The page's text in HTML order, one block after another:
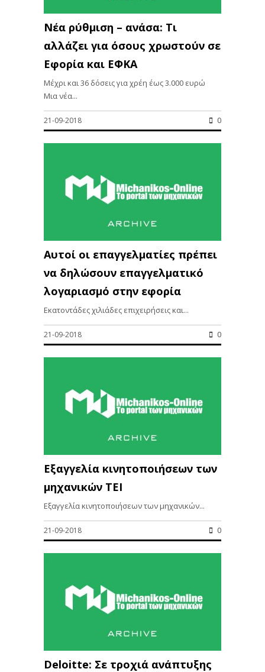
Νέα ρύθμιση – ανάσα: Τι
αλλάζει για όσους χρωστούν σε
Εφορία και ΕΦΚΑ
Μέχρι και 36 δόσεις για χρέη έως 3.000 ευρώ
Μια νέα...
21-09-2018 0
Αυτοί οι επαγγελματίες πρέπει
να δηλώσουν επαγγελματικό
λογαριασμό στην εφορία
Εκατοντάδες χιλιάδες επιχειρήσεις και...
21-09-2018 0
Εξαγγελία κινητοποιήσεων των
μηχανικών ΤΕΙ
Εξαγγελία κινητοποιήσεων των μηχανικών...
21-09-2018 0
Deloitte: Σε τροχιά ανάπτυξης